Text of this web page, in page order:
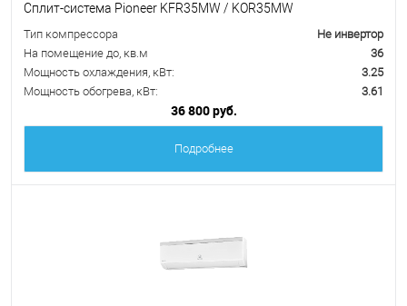
Сплит-система Pioneer KFR35MW / KOR35MW
Тип компрессора
Не инвертор
На помещение до, кв.м
36
Мощность охлаждения, кВт:
3.25
Мощность обогрева, кВт:
3.61
36 800 руб.
Подробнее